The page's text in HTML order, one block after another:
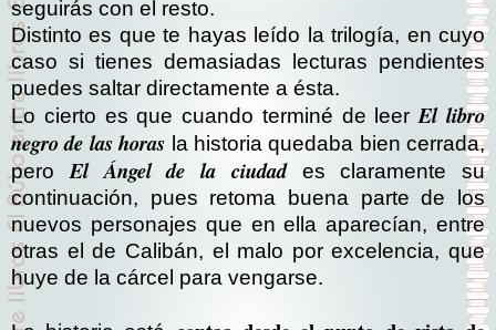
seguirás con el resto.
Distinto es que te hayas leído la trilogía, en cuyo
caso si tienes demasiadas lecturas pendientes
puedes saltar directamente a ésta.
Lo cierto es que cuando terminé de leerEl libro
negro de las horas la historia quedaba bien cerrada,
pero El Ángel de la ciudades claramente su
continuación, pues retoma buena parte de los
nuevos personajes que en ella aparecían, entre
otras el de Calibán, el malo por excelencia, que
huye de la cárcel para vengarse.